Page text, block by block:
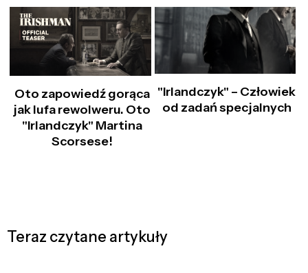
Oto zapowiedź gorąca
jak lufa rewolweru. Oto
"Irlandczyk" Martina
Scorsese!
"Irlandczyk" – Człowiek
od zadań specjalnych
Teraz czytane artykuły